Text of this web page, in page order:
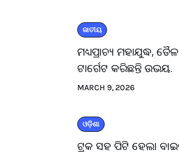
ଜାତୀୟ
ମଧ୍ୟପ୍ରାଚ୍ୟ ମହାଯୁଦ୍ଧ,
ଟାର୍ଗେଟ କରିଛନ୍ତି ଉଭୟ.
MARCH 9, 2026
ଓଡ଼ିଶା
ଟ୍ରକ ସହ ପିଟି ହେଲା